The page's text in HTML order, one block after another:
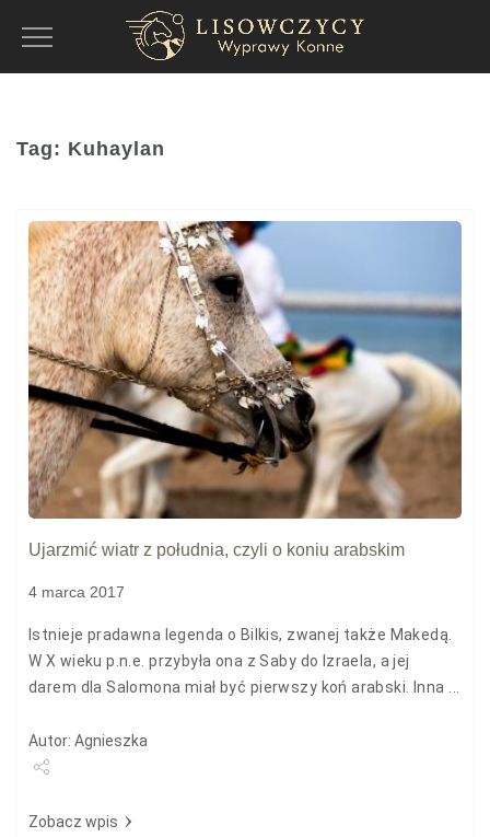
Toggle
Tag: Kuhaylan
Ujarzmić wiatr z południa, czyli o koniu arabskim
4 marca 2017
Istnieje pradawna legenda o Bilkis, zwanej także Makedą.
W X wieku p.n.e. przybyła ona z Saby do Izraela, a jej
darem dla Salomona miał być pierwszy koń arabski. Inna ...
Autor: Agnieszka
Zobacz wpis